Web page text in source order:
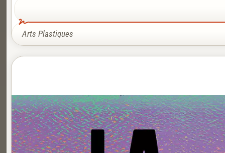
Arts Plastiques